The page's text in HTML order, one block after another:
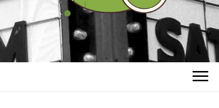
RICHARD
BOHRINGER